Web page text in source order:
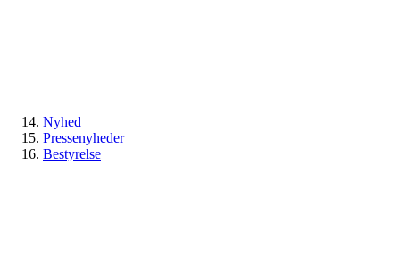
Nyhed
Pressenyheder
Bestyrelse